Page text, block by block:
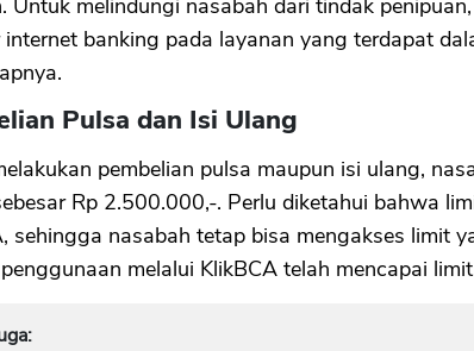
Untuk melindungi nasabah dari tindak
banking pada layanan yang terdapat
Pulsa dan Isi Ulang
pembelian pulsa maupun isi ulang,
Rp 2.500.000,-. Perlu diketahui bahwa
sehingga nasabah tetap bisa mengakses limit
melalui KlikBCA telah mencapai